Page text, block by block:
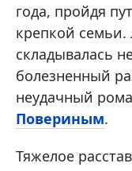
года, пройдя
крепкой
складывалась
болезненный
неудачный
Повериным.
Тяжелое